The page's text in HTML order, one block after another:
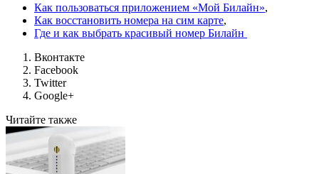
Как пользоваться приложением «Мой Билайн»,
Как восстановить номера на сим карте,
Где и как выбрать красивый номер Билайн
Вконтакте
Facebook
Twitter
Google+
Читайте также